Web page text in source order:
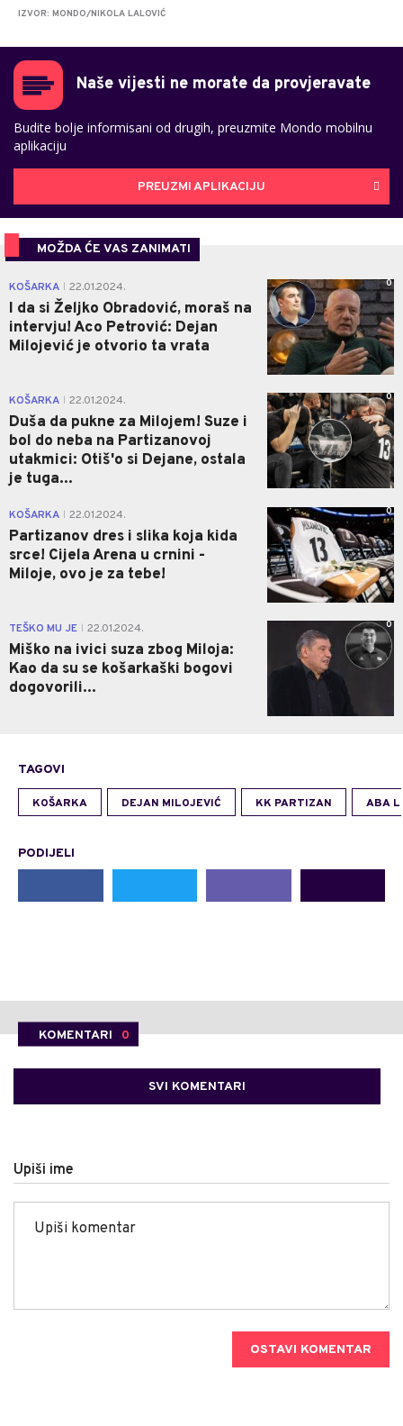
IZVOR: MONDO/NIKOLA LALOVIĆ
Naše vijesti ne morate da provjeravate
Budite bolje informisani od drugih, preuzmite Mondo mobilnu
aplikaciju
PREUZMI APLIKACIJU
MOŽDA ĆE VAS ZANIMATI
KOŠARKA 22.01.2024.
I da si Željko Obradović, moraš na
intervju! Aco Petrović: Dejan
Milojević je otvorio ta vrata
0
KOŠARKA 22.01.2024.
Duša da pukne za Milojem! Suze i
bol do neba na Partizanovoj
utakmici: Otiš'o si Dejane, ostala
je tuga...
0
KOŠARKA 22.01.2024.
Partizanov dres i slika koja kida
srce! Cijela Arena u crnini -
Miloje, ovo je za tebe!
0
TEŠKO MU JE 22.01.2024.
Miško na ivici suza zbog Miloja:
Kao da su se košarkaški bogovi
dogovorili...
0
TAGOVI
KOŠARKA DEJAN MILOJEVIĆ KK PARTIZAN ABA
PODIJELI
KOMENTARI 0
SVI KOMENTARI
Upiši ime
OSTAVI KOMENTAR